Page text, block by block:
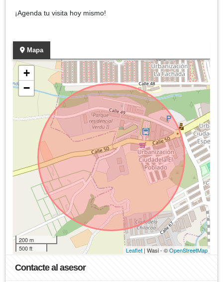
¡Agenda tu visita hoy mismo!
Mapa
+
−
200 m
500 ft
Leaflet | Wasi - ©OpenStreetMap
Contacte al asesor